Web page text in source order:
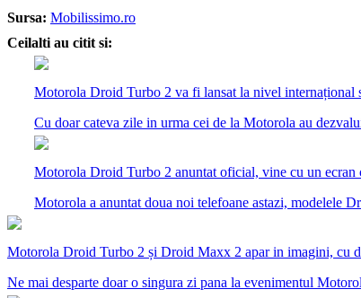
Sursa: Mobilissimo.ro
Ceilalti au citit si:
Motorola Droid Turbo 2 va fi lansat la nivel
Cu doar cateva zile in urma cei de la Motorola au
Motorola Droid Turbo 2 anuntat oficial, vine cu un
Motorola a anuntat doua noi telefoane astazi, modelele
Motorola Droid Turbo 2 și Droid Maxx 2 apar in imagini, cu
Ne mai desparte doar o singura zi pana la evenimentul